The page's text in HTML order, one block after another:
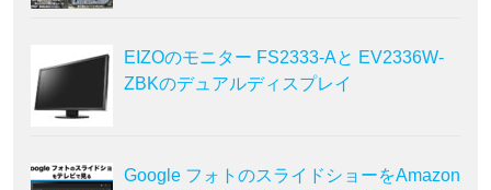
EIZOのモニター FS2333-Aと EV2336W-
ZBKのデュアルディスプレイ
Google フォトのスライドショーをAmazon